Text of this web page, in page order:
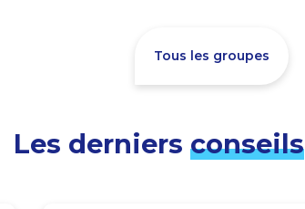
Tous les groupes
Les derniers conseils